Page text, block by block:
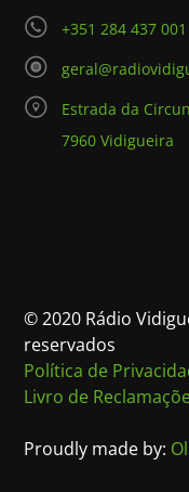
+351 284 437 001
Estrada da
7960 Vidigueira
© 2020 Rádio
reservados
Política de
Livro de
Proudly made by: